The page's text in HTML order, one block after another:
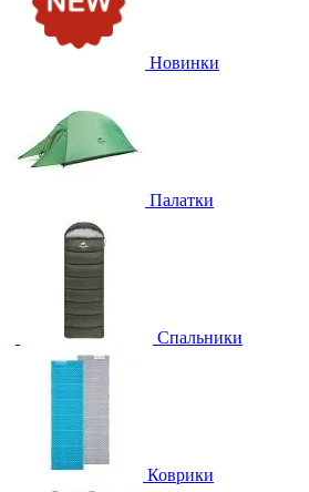
Новинки
Палатки
Спальники
Коврики